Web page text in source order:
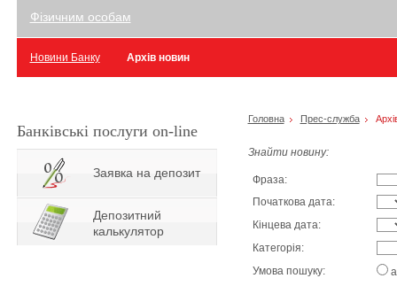
Фізичним особам
Новини Банку Архів новин
Банківські послуги on-line
Заявка на депозит
Депозитний
калькулятор
Головна Прес-служба
Знайти новину:
Фраза:
Початкова дата:
Кінцева дата:
Категорія:
Умова пошуку: